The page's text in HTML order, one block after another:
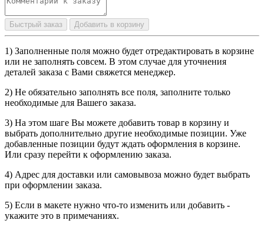
Быстрый заказ Добавить в корзину
1) Заполненные поля можно будет отредактировать в корзине
или не заполнять совсем. В этом случае для уточнения
деталей заказа с Вами свяжется менеджер.
2) Не обязательно заполнять все поля, заполните только
необходимые для Вашего заказа.
3) На этом шаге Вы можете добавить товар в корзину и
выбрать дополнительно другие необходимые позиции. Уже
добавленные позиции будут ждать оформления в корзине.
Или сразу перейти к оформлению заказа.
4) Адрес для доставки или самовывоза можно будет выбрать
при оформлении заказа.
5) Если в макете нужно что-то изменить или добавить -
укажите это в примечаниях.